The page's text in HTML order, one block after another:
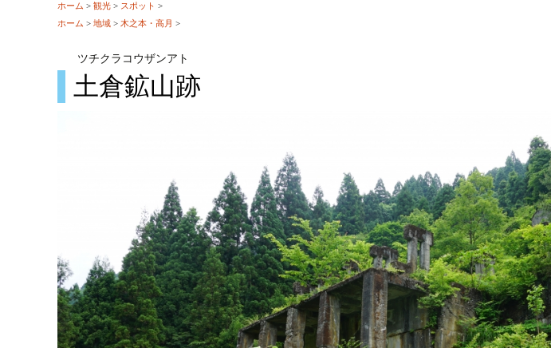
ホーム > 観光 > スポット >
ホーム > 地域 > 木之本・高月 >
ツチクラコウザンアト
土倉鉱山跡